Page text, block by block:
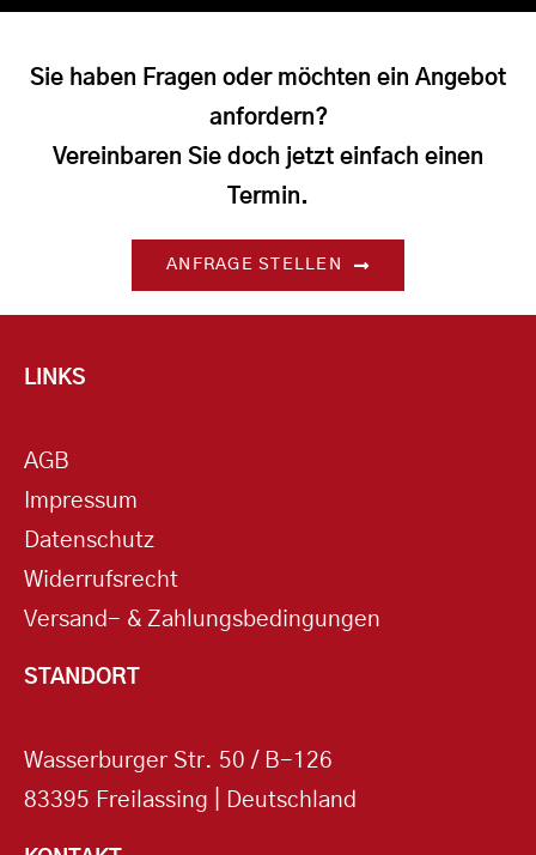
Sie haben Fragen oder möchten ein Angebot
anfordern?
Vereinbaren Sie doch jetzt einfach einen
Termin.
ANFRAGE STELLEN
LINKS
AGB
Impressum
Datenschutz
Widerrufsrecht
Versand- & Zahlungsbedingungen
STANDORT
Wasserburger Str. 50 / B-126
83395 Freilassing | Deutschland